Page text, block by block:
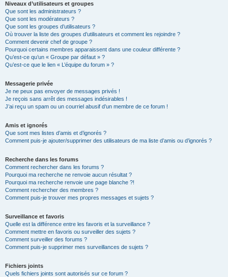
Niveaux d’utilisateurs et groupes
Que sont les administrateurs ?
Que sont les modérateurs ?
Que sont les groupes d’utilisateurs ?
Où trouver la liste des groupes d’utilisateurs et comment les rejoindre ?
Comment devenir chef de groupe ?
Pourquoi certains membres apparaissent dans une couleur différente ?
Qu’est-ce qu’un « Groupe par défaut » ?
Qu’est-ce que le lien « L’équipe du forum » ?
Messagerie privée
Je ne peux pas envoyer de messages privés !
Je reçois sans arrêt des messages indésirables !
J’ai reçu un spam ou un courriel abusif d’un membre de ce forum !
Amis et ignorés
Que sont mes listes d’amis et d’ignorés ?
Comment puis-je ajouter/supprimer des utilisateurs de ma liste d’amis ou d’ignorés ?
Recherche dans les forums
Comment rechercher dans les forums ?
Pourquoi ma recherche ne renvoie aucun résultat ?
Pourquoi ma recherche renvoie une page blanche ?!
Comment rechercher des membres ?
Comment puis-je trouver mes propres messages et sujets ?
Surveillance et favoris
Quelle est la différence entre les favoris et la surveillance ?
Comment mettre en favoris ou surveiller des sujets ?
Comment surveiller des forums ?
Comment puis-je supprimer mes surveillances de sujets ?
Fichiers joints
Quels fichiers joints sont autorisés sur ce forum ?